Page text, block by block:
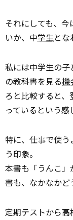
それにしても、
いか、中学生とな
私には中学生の
の教科書を見る機
ろと比較すると
っているという感
特に、仕事で使
う印象。
本書も「うんこ
書も、なかなかど
定期テストから